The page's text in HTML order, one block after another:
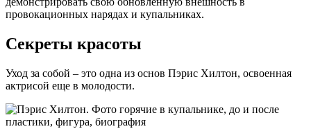
провокационных нарядах и купальниках.
Секреты красоты
Уход за собой – это одна из основ Пэрис Хилтон, освоенная
актрисой еще в молодости.